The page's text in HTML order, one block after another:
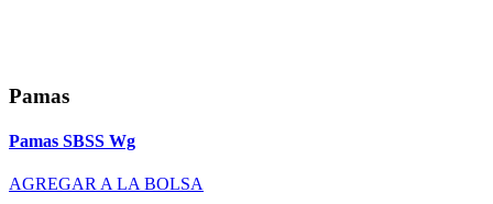
Pamas
Pamas SBSS Wg
AGREGAR A LA BOLSA